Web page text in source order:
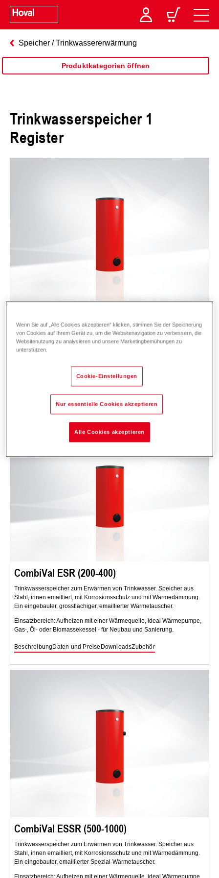
Speicher / Trinkwassererwärmung
Produktkategorien öffnen
Trinkwasserspeicher 1
Register
Trinkwasserspeicher zum Erwärmen von Trinkwasser. Speicher aus
Stahl, innen emailliert, mit Korrosionsschutz und mit Wärmedämmung.
Ein eingebauter, emaillierter Wärmetauscher.
Einsatzbereich: Aufheizung mit einer Wärmequelle, ideal Gas-, Öl- oder
Biomassekessel - für Neubau und Sanierung.
CombiVal ESR (200-400)
Trinkwasserspeicher zum Erwärmen von Trinkwasser. Speicher aus
Stahl, innen emailliert, mit Korrosionsschutz und mit Wärmedämmung.
Ein eingebauter, grossflächiger, emaillierter Wärmetauscher.
Einsatzbereich: Aufheizen mit einer Wärmequelle, ideal Wärmepumpe,
Gas-, Öl- oder Biomassekessel - für Neubau und Sanierung.
BeschreibungDaten und Preise DownloadsZubehör
CombiVal ESSR (500-1000)
Trinkwasserspeicher zum Erwärmen von Trinkwasser. Speicher aus
Stahl, innen emailliert, mit Korrosionsschutz und mit Wärmedämmung.
Ein eingebauter, emaillierter Spezial-Wärmetauscher.
Einsatzbereich: Aufheizen mit einer Wärmequelle, ideal Wärmepumpe,
Wenn Sie auf „Alle Cookies akzeptieren“ klicken, stimmen Sie der Speicherung
von Cookies auf Ihrem Gerät zu, um die Websitenavigation zu verbessern, die
Websitenutzung zu analysieren und unsere Marketingbemühungen zu
unterstützen.
Cookie-Einstellungen
Nur essentielle Cookies akzeptieren
Alle Cookies akzeptieren